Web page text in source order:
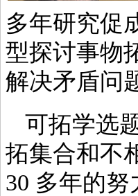
多年研究促
型探讨事物
解决矛盾问
可拓学选
拓集合和不
30 多年的